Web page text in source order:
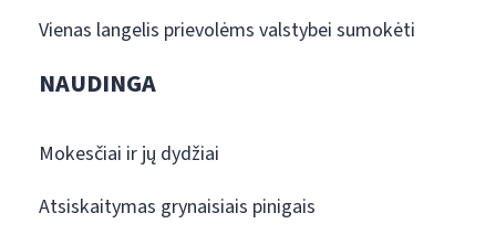
Vienas langelis prievolėms valstybei sumokėti
NAUDINGA
Mokesčiai ir jų dydžiai
Atsiskaitymas grynaisiais pinigais